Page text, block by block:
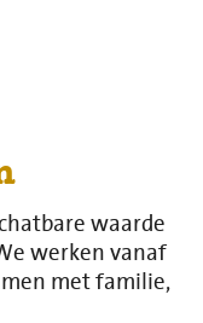
waarde
werken vanaf
met familie,